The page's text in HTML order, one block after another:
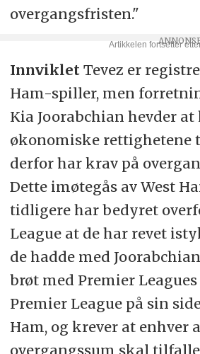
overgangsfristen."
Innviklet Tevez er
Ham-spiller, men
Kia Joorabchian hevder at
økonomiske rettighetene
derfor har krav på
Dette imøtegås av West
tidligere har bedyret
League at de har revet
de hadde med
brøt med Premier
Premier League på sin
Ham, og krever at enhver
overgangssum skal